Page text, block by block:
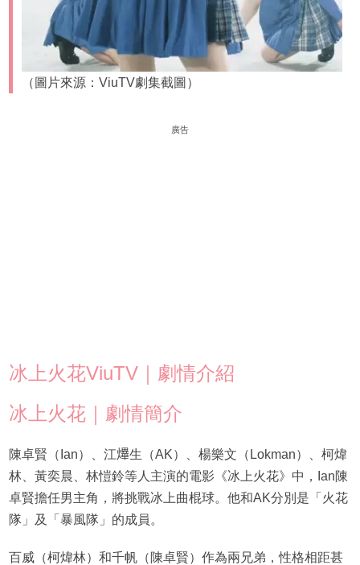
（圖片來源：ViuTV劇集截圖）
廣告
冰上火花ViuTV｜劇情介紹
冰上火花｜劇情簡介
陳卓賢（Ian）、江𤒹生（AK）、楊樂文（Lokman）、柯煒
林、黃奕晨、林愷鈴等人主演的電影《冰上火花》中，Ian陳
卓賢擔任男主角，將挑戰冰上曲棍球。他和AK分別是「火花
隊」及「暴風隊」的成員。
百威（柯煒林）和千帆（陳卓賢）作為兩兄弟，性格相距甚